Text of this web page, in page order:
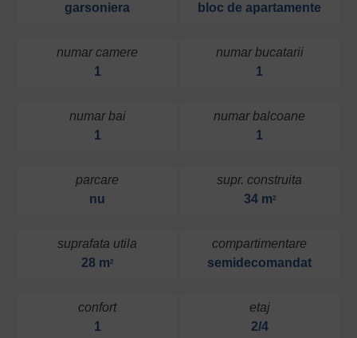
garsoniera
bloc de apartamente
numar camere
1
numar bucatarii
1
numar bai
1
numar balcoane
1
parcare
nu
supr. construita
34 m2
suprafata utila
28 m2
compartimentare
semidecomandat
confort
1
etaj
2/4